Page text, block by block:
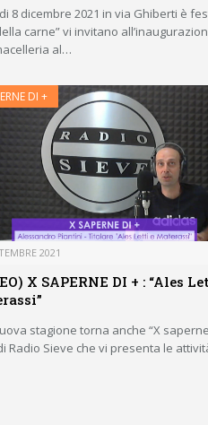
8 dicembre 2021 in via Ghiberti è
carne” vi invitano
al…
DI +
2021
X SAPERNE DI + : “Ales
stagione torna anche “X
Radio Sieve che vi presenta le